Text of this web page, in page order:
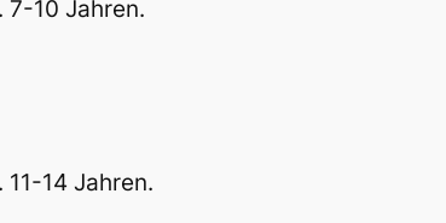
10 Jahren.
14 Jahren.